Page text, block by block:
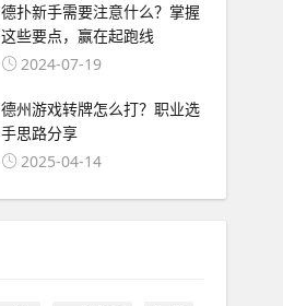
德扑新手需要注意什么？掌握
这些要点，赢在起跑线
2024-07-19
德州游戏转牌怎么打？职业选
手思路分享
2025-04-14